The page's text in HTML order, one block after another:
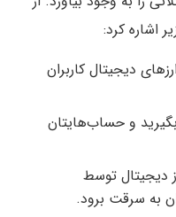
اشاره کرد:
دیجیتال کاربران
و حساب‌هایتان
دیجیتال توسط
به سرقت برود.